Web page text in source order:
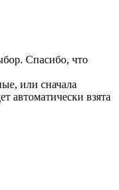
Спасибо, что
или сначала
автоматически взята